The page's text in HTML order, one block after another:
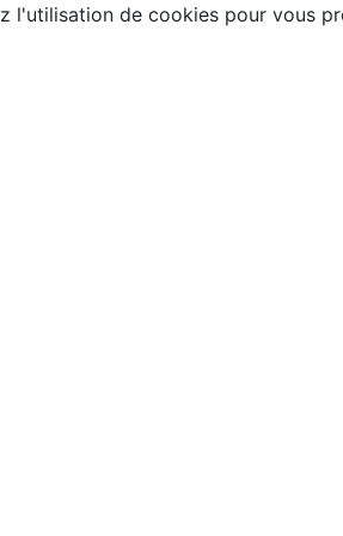
l'utilisation de cookies pour vous